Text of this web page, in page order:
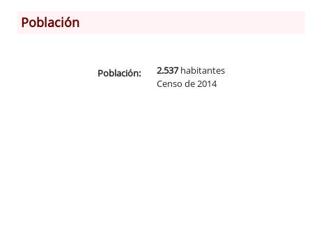
Población
Población: 2.537habitantes
Censo de 2014